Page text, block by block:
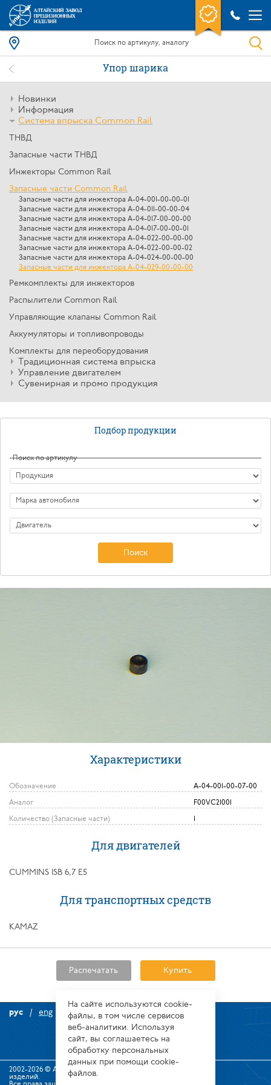
Упор шарика
Новинки
Информация
Система впрыска Common Rail
ТНВД
Запасные части ТНВД
Инжекторы Common Rail
Запасные части Common Rail
Запасные части для инжектора А-04-001-00-00-01
Запасные части для инжектора А-04-011-00-00-04
Запасные части для инжектора А-04-017-00-00-00
Запасные части для инжектора А-04-017-00-00-01
Запасные части для инжектора A-04-022-00-00-00
Запасные части для инжектора A-04-022-00-00-02
Запасные части для инжектора А-04-024-00-00-00
Запасные части для инжектора А-04-029-00-00-00
Ремкомплекты для инжекторов
Распылители Common Rail
Управляющие клапаны Common Rail
Аккумуляторы и топливопроводы
Комплекты для переоборудования
Традиционная система впрыска
Управление двигателем
Сувенирная и промо продукция
Подбор продукции
Поиск
Характеристики
Обозначение А-04-001-00-07-00
Аналог F00VC21001
Количество (Запасные части)
Для двигателей
CUMMINS ISB 6,7 E5
Для транспортных средств
KAMAZ
Распечатать Купить
2002-2026 © Алтайский завод прецизионных
изделий.
рус eng
На сайте используются сооkіе-
файлы, в том числе сервисов
веб-аналитики. Используя
сайт, вы соглашаетесь на
обработку персональных
данных при помощи cookie-
файлов.